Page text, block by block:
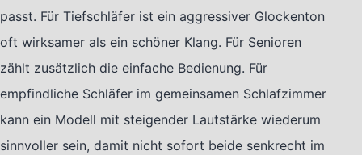
passt. Für Tiefschläfer ist ein aggressiver Glockenton
oft wirksamer als ein schöner Klang. Für Senioren
zählt zusätzlich die einfache Bedienung. Für
empfindliche Schläfer im gemeinsamen Schlafzimmer
kann ein Modell mit steigender Lautstärke wiederum
sinnvoller sein, damit nicht sofort beide senkrecht im